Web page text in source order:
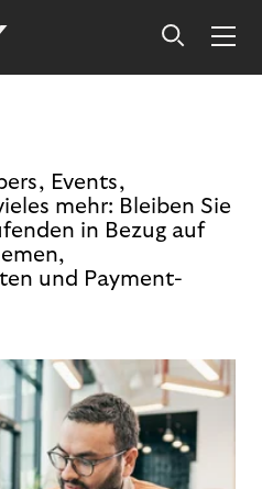
Events,
mehr: Bleiben Sie
in Bezug auf
und Payment-